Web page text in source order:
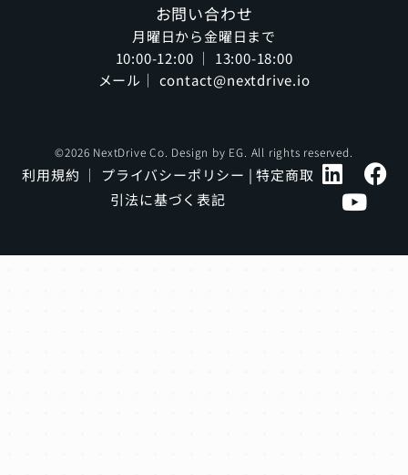
お問い合わせ
月曜日から金曜日まで
10:00-12:00 ｜ 13:00-18:00
メール｜ contact@nextdrive.io
©2026 NextDrive Co. Design by EG . All rights reserved.
利用規約 ｜ プライバシーポリシー |特定商取
引法に基づく表記